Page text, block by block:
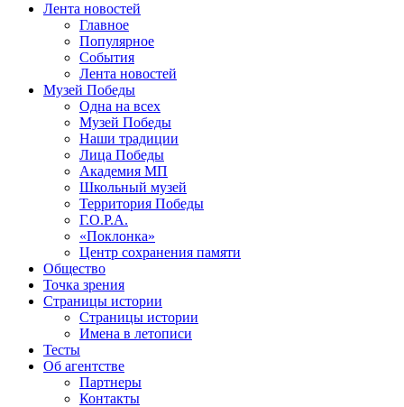
Лента новостей
Главное
Популярное
События
Лента новостей
Музей Победы
Одна на всех
Музей Победы
Наши традиции
Лица Победы
Академия МП
Школьный музей
Территория Победы
Г.О.Р.А.
«Поклонка»
Центр сохранения памяти
Общество
Точка зрения
Страницы истории
Страницы истории
Имена в летописи
Тесты
Об агентстве
Партнеры
Контакты